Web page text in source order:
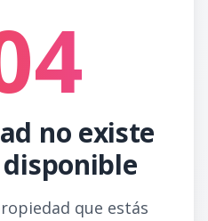
no existe
que estás